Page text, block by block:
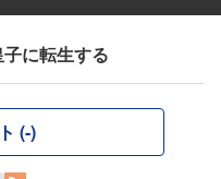
子に転生する
(-)